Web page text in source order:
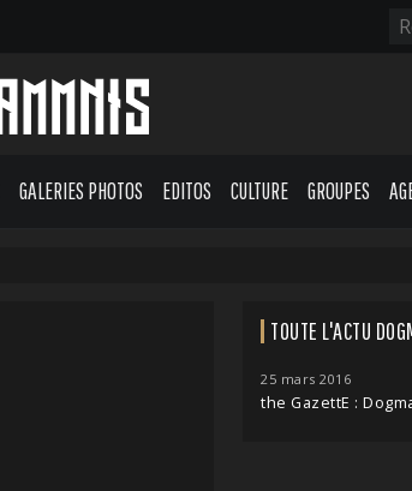
GALERIES PHOTOS EDITOS CULTURE GROUPES
TOUTE L'ACTU
25 mars 2016
the GazettE :